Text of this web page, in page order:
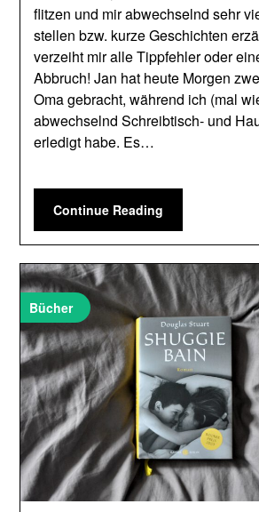
flitzen und mir abwechselnd sehr
stellen bzw. kurze Geschichten
verzeiht mir alle Tippfehler oder
Abbruch! Jan hat heute Morgen
Oma gebracht, während ich (mal
abwechselnd Schreibtisch- und
erledigt habe. Es…
Continue Reading
Bücher